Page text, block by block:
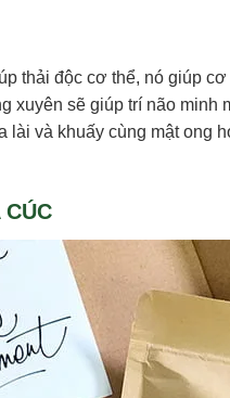
thải độc cơ thể, nó giúp
sẽ giúp trí não minh
lài và khuấy cùng mật ong